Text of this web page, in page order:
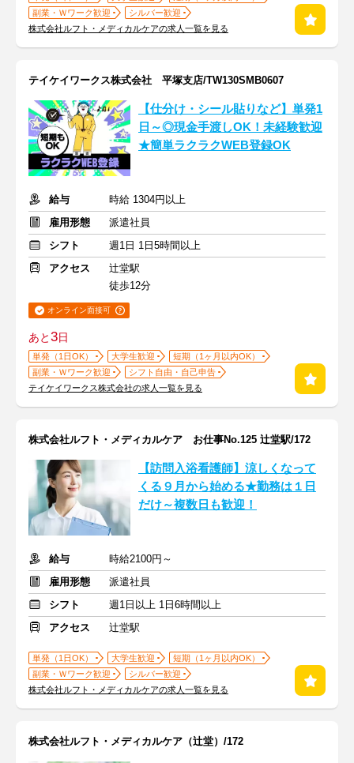
副業・Ｗワーク歓迎
シルバー歓迎
株式会社ルフト・メディカルケアの求人一覧を見る
テイケイワークス株式会社 平塚支店/TW130SMB0607
【仕分け・シール貼りなど】単発1
日～◎現金手渡しOK！未経験歓迎
★簡単ラクラクWEB登録OK
給与
時給 1304円以上
雇用形態
派遣社員
シフト
週1日 1日5時間以上
アクセス
辻堂駅
徒歩12分
オンライン面接可
あと3日
単発（1日OK） 大学生歓迎
短期（1ヶ月以内OK）
副業・Ｗワーク歓迎
シフト自由・自己申告
テイケイワークス株式会社の求人一覧を見る
株式会社ルフト・メディカルケア お仕事No.125 辻堂駅/172
【訪問入浴看護師】涼しくなって
くる９月から始める★勤務は１日
だけ～複数日も歓迎！
給与
時給2100円～
雇用形態
派遣社員
シフト
週1日以上 1日6時間以上
アクセス
辻堂駅
単発（1日OK） 大学生歓迎
短期（1ヶ月以内OK）
副業・Ｗワーク歓迎
シルバー歓迎
株式会社ルフト・メディカルケアの求人一覧を見る
株式会社ルフト・メディカルケア（辻堂）/172